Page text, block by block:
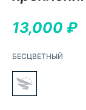
13,000 ₽
БЕСЦВЕТНЫЙ